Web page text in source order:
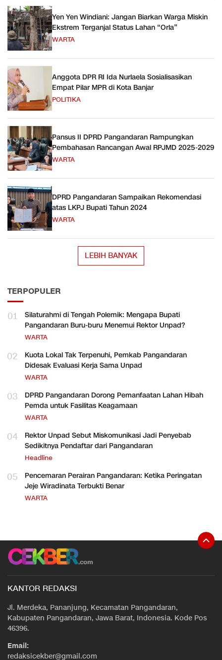
Yen Yen Windiani: Jangan Biarkan Warga Miskin
Ekstrem Terganjal Status Lahan “Orla”
WARTA
Anggota DPR RI Ida Nurlaela Sosialisasikan
Empat Pilar MPR di Kota Banjar
POLITIKA
Pansus II DPRD Pangandaran Rampungkan
Pembahasan Rancangan Awal RPJMD 2025-2029
WARTA
DPRD Pangandaran Sampaikan Rekomendasi
atas LKPJ Bupati Tahun 2024
WARTA
LEBIH BANYAK
TERPOPULER
01
Silaturahmi di Tengah Polemik: Mengapa Bupati
Pangandaran Buru-buru Menemui Rektor Unpad?
WARTA
02
Kuota Lokal Tak Terpenuhi, Pemkab Pangandaran
Didesak Evaluasi Kerja Sama Unpad
WARTA
03
DPRD Pangandaran Dorong Pemanfaatan Lahan Hibah
Pemda untuk Fasilitas Keagamaan
WARTA
04
Rektor Unpad Sebut Miskomunikasi Jadi Penyebab
Sedikitnya Pendaftar dari Pangandaran
Headline
05
Pencemaran Perairan Pangandaran: Ketika Peringatan
Jeje Wiradinata Terbukti Benar
WARTA
KANTOR REDAKSI
Jl. Merdeka, Pananjung, Kecamatan Pangandaran,
Kabupaten Pangandaran, Jawa Barat, Indonesia. Kode Pos
46396.
Email:
redaksicekber@gmail.com